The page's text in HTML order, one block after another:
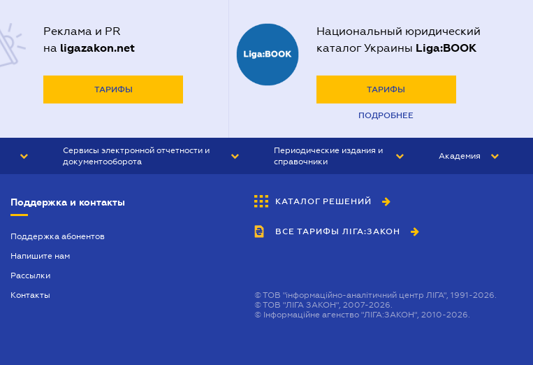
Реклама и PR
на ligazakon.net
ТАРИФЫ
Национальный юридический
каталог Украины Liga:BOOK
ТАРИФЫ
ПОДРОБНЕЕ
Сервисы электронной отчетности и
документооборота
Периодические издания и
справочники
БУХГАЛТЕР&ЗАКОН
ВЕСТНИК МСФО
Академия
Поддержка и контакты
Поддержка абонентов
Напишите нам
Рассылки
Контакты
КАТАЛОГ РЕШЕНИЙ
ВСЕ ТАРИФЫ ЛІГА:ЗАКОН
©ТОВ "інформаційно-аналітичний центр ЛІГА", 1991-2026.
©ТОВ "ЛІГА ЗАКОН", 2007-2026.
© Інформаційне агенство "ЛІГА:ЗАКОН", 2010-2026.